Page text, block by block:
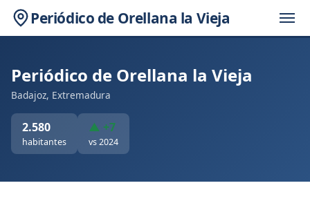
Periódico de Orellana la Vieja
Periódico de Orellana la Vieja
Badajoz, Extremadura
2.580
habitantes
▲ +7
vs 2024